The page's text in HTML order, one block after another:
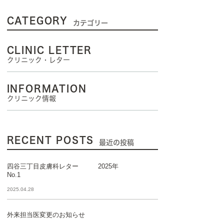
CATEGORY カテゴリー
CLINIC LETTER
クリニック・レター
INFORMATION
クリニック情報
RECENT POSTS 最近の投稿
四谷三丁目皮膚科レター 2025年
No.1
2025.04.28
外来担当医変更のお知らせ